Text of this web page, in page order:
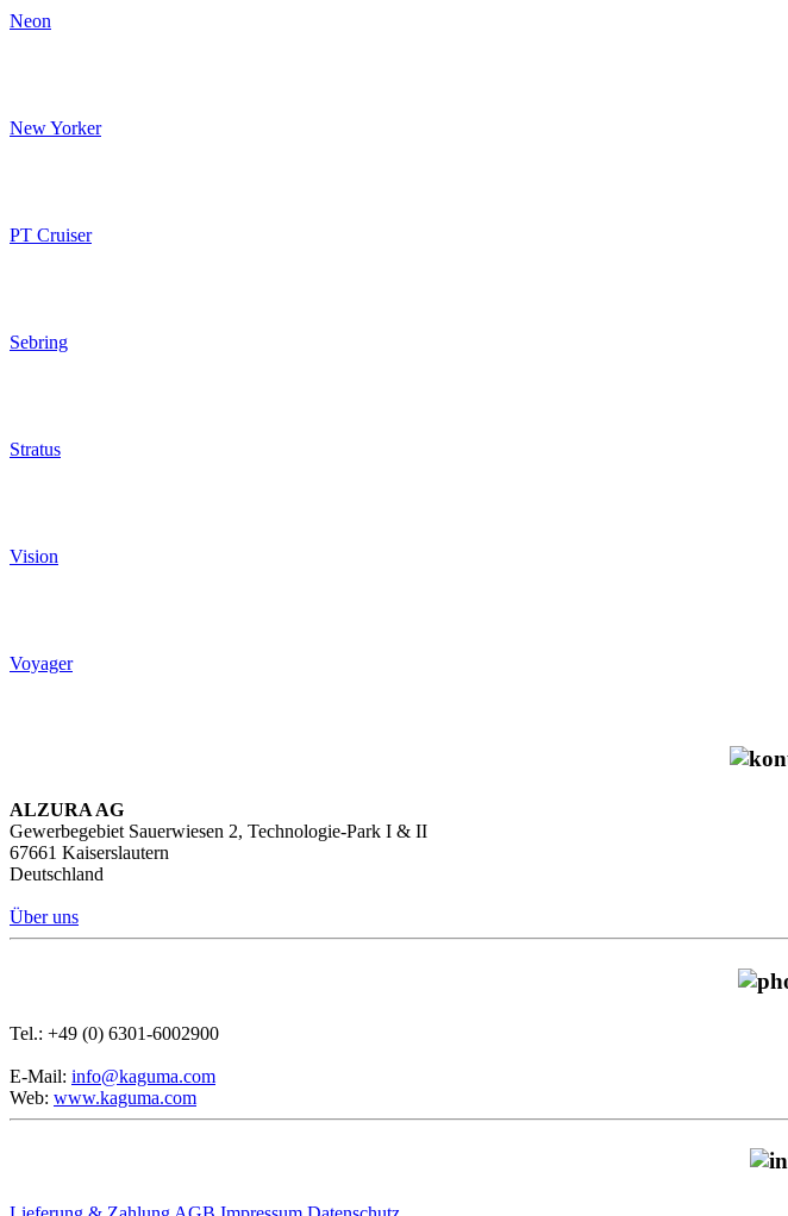
Neon
New Yorker
PT Cruiser
Sebring
Stratus
Vision
Voyager
ALZURA AG
Gewerbegebiet Sauerwiesen 2, Technologie-Park I & II
67661 Kaiserslautern
Deutschland
Über uns
Tel.: +49 (0) 6301-6002900
E-Mail: info@kaguma.com
Web: www.kaguma.com